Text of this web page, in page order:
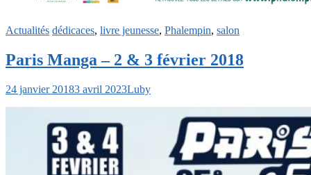
Actualités dédicaces, livre jeunesse, Phalempin, salon
Paris Manga – 2 & 3 février 2018
24 janvier 20183 avril 2023Luby